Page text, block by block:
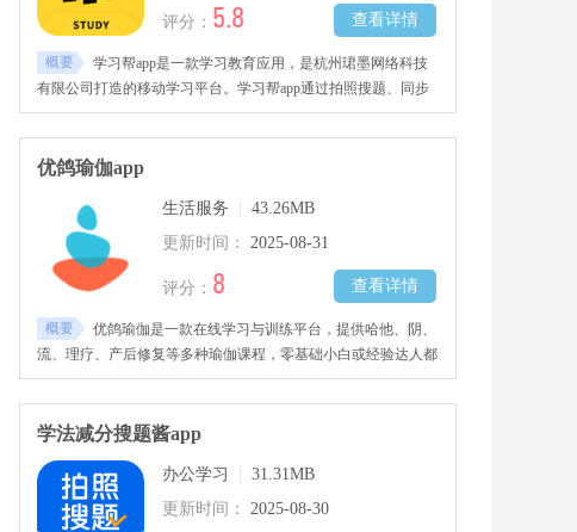
查看详情
评分： 5.8
概要
学习帮app是一款学习教育应用，是杭州珺墨网络科技
有限公司打造的移动学习平台。学习帮app通过拍照搜题、同步
练习、智能组卷和题库覆盖等功能
优鸽瑜伽app
生活服务
43.26MB
更新时间：
2025-08-31
查看详情
评分： 8
概要
优鸽瑜伽是一款在线学习与训练平台，提供哈他、阴、
流、理疗、产后修复等多种瑜伽课程，零基础小白或经验达人都
能找到合适课程与名师指导。软件有丰富视频课程，时长几分钟
到一小时，助用户利用碎片化时间练习。还有冥想频道、线上社
群和直播课程，带来沉浸瑜伽体验。
学法减分搜题酱app
办公学习
31.31MB
更新时间：
2025-08-30